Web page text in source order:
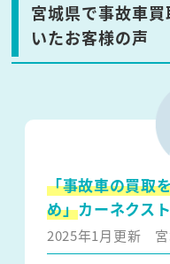
宮城県で事故車
いたお客様の声
「事故車の買取
め」カーネクス
2025年1月更新